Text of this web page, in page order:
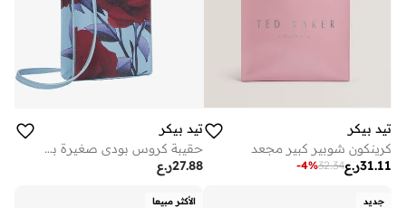
تيد بيكر
كرينكون شوبير كبير مجعد
ر.ع31.11
32.34
-4%
تيد بيكر
حقيبة كروس بودي صغيرة بطبعة وردة
ر.ع27.88
جديد الأكثر مبيعا